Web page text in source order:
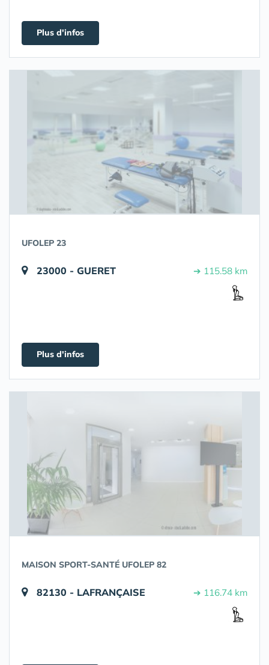
Plus d'infos
UFOLEP 23
23000 - GUERET ➔ 115.58 km
Plus d'infos
MAISON SPORT-SANTÉ UFOLEP 82
82130 - LAFRANÇAISE ➔ 116.74 km